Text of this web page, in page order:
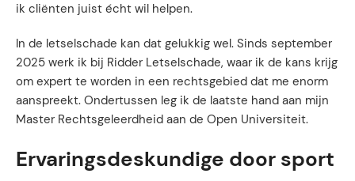
ik cliënten juist écht wil helpen.
In de letselschade kan dat gelukkig wel. Sinds september
2025 werk ik bij Ridder Letselschade, waar ik de kans krijg
om expert te worden in een rechtsgebied dat me enorm
aanspreekt. Ondertussen leg ik de laatste hand aan mijn
Master Rechtsgeleerdheid aan de Open Universiteit.
Ervaringsdeskundige door sport